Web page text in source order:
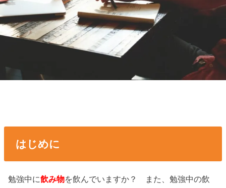
はじめに
勉強中に飲み物を飲んでいますか？ また、勉強中の飲